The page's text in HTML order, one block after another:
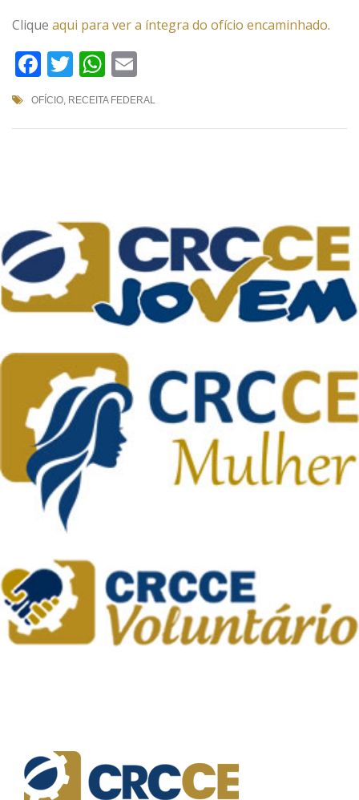
Clique aqui para ver a íntegra do ofício encaminhado.
Facebook
TwitterWhatsApp
OFÍCIO, RECEITA FEDERAL